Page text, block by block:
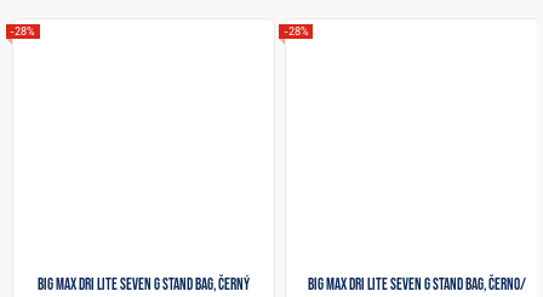
Big Max Dri Lite Seven G stand bag, černý
-28%
Big Max Dri Lite Seven G stand bag, černo/
-28%